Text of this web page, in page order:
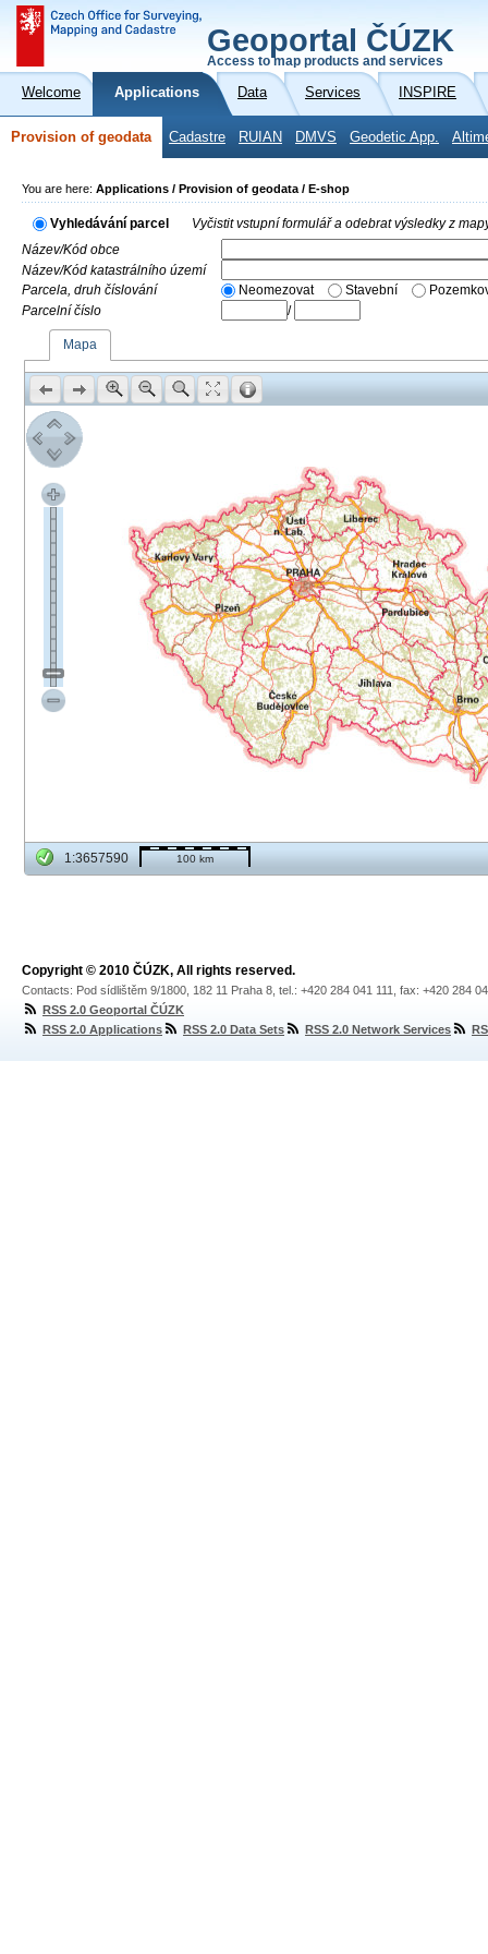
Geoportal ČÚZK
Access to map products and services
Welcome Applications Data Services INSPIRE
Provision of geodata Cadastre RUIAN DMVS Geodetic App.
You are here: Applications / Provision of geodata / E-shop
Vyhledávání parcel
Vyčistit vstupní formulář a odebrat výsledky z
Název/Kód obce
Název/Kód katastrálního území
Parcela, druh číslování
Neomezovat Stavební
Parcelní číslo
/
Mapa
1:3657590 100 km
Copyright © 2010 ČÚZK, All rights reserved.
Contacts: Pod sídlištěm 9/1800, 182 11 Praha 8, tel.: +420 284 041 111, fax: +420 284
RSS 2.0 Geoportal ČÚZK
RSS 2.0 Applications
RSS 2.0 Data Sets RSS 2.0 Network Services